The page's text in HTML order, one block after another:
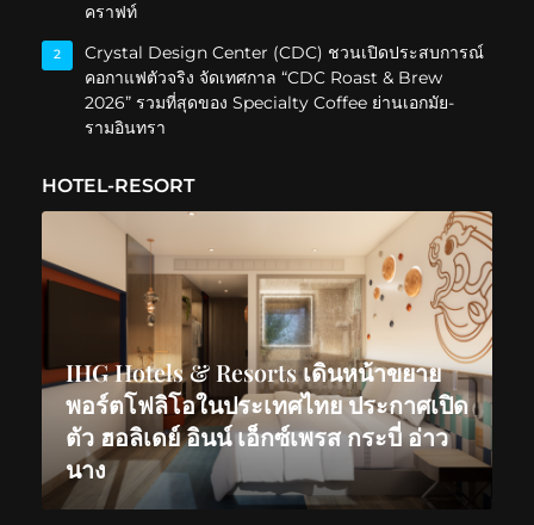
คราฟท์
2
Crystal Design Center (CDC) ชวนเปิดประสบการณ์
คอกาแฟตัวจริง จัดเทศกาล “CDC Roast & Brew
2026” รวมที่สุดของ Specialty Coffee ย่านเอกมัย-
รามอินทรา
HOTEL-RESORT
IHG Hotels & Resorts เดินหน้าขยาย
พอร์ตโฟลิโอในประเทศไทย ประกาศเปิด
ตัว ฮอลิเดย์ อินน์ เอ็กซ์เพรส กระบี่ อ่าว
นาง